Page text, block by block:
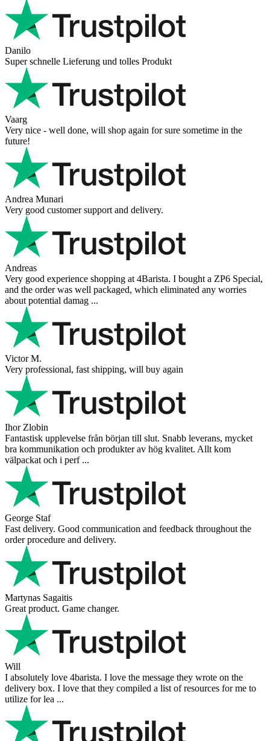
Danilo
Super schnelle Lieferung und tolles Produkt
Vaarg
Very nice - well done, will shop again for sure sometime in the
future!
Andrea Munari
Very good customer support and delivery.
Andreas
Very good experience shopping at 4Barista. I bought a ZP6 Special,
and the order was well packaged, which eliminated any worries
about potential damag ...
Victor M.
Very professional, fast shipping, will buy again
Ihor Zlobin
Fantastisk upplevelse från början till slut. Snabb leverans, mycket
bra kommunikation och produkter av hög kvalitet. Allt kom
välpackat och i perf ...
George Staf
Fast delivery. Good communication and feedback throughout the
order procedure and delivery.
Martynas Sagaitis
Great product. Game changer.
Will
I absolutely love 4barista. I love the message they wrote on the
delivery box. I love that they compiled a list of resources for me to
utilize for lea ...